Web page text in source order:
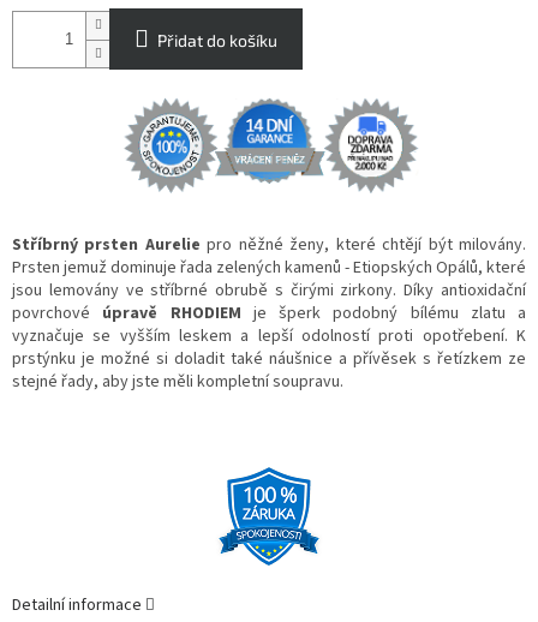
Přidat do košíku
Stříbrný prsten Aurelie pro něžné ženy, které chtějí být milovány.
Prsten jemuž dominuje řada zelených kamenů - Etiopských Opálů, které
jsou lemovány ve stříbrné obrubě s čirými zirkony. Díky antioxidační
povrchové úpravě RHODIEM je šperk podobný bílému zlatu a
vyznačuje se vyšším leskem a lepší odolností proti opotřebení. K
prstýnku je možné si doladit také náušnice a přívěsek s řetízkem ze
stejné řady, aby jste měli kompletní soupravu.
Detailní informace